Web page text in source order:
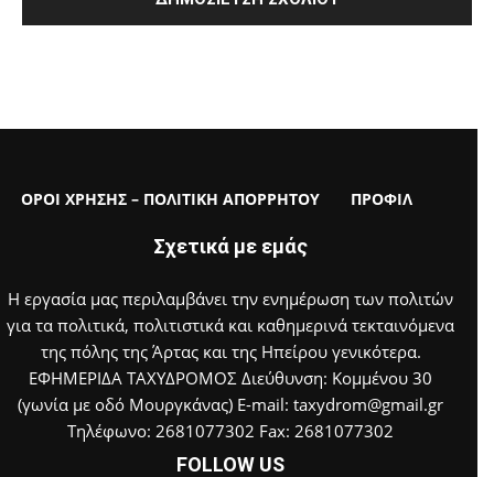
ΟΡΟΙ ΧΡΗΣΗΣ – ΠΟΛΙΤΙΚΗ ΑΠΟΡΡΗΤΟΥ ΠΡΟΦΙΛ
Σχετικά με εμάς
Η εργασία μας περιλαμβάνει την ενημέρωση των πολιτών
για τα πολιτικά, πολιτιστικά και καθημερινά τεκταινόμενα
της πόλης της Άρτας και της Ηπείρου γενικότερα.
ΕΦΗΜΕΡΙΔΑ ΤΑΧΥΔΡΟΜΟΣ Διεύθυνση: Κομμένου 30
(γωνία με οδό Μουργκάνας) E-mail: taxydrom@gmail.gr
Τηλέφωνο: 2681077302 Fax: 2681077302
FOLLOW US